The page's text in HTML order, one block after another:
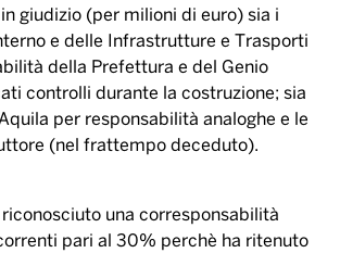
giudizio (per milioni di euro) sia i
e delle Infrastrutture e Trasporti
della Prefettura e del Genio
controlli durante la costruzione; sia
per responsabilità analoghe e le
(nel frattempo deceduto).
riconosciuto una corresponsabilità
pari al 30% perchè ha ritenuto